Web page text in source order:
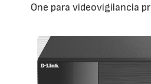
One para videovigilancia